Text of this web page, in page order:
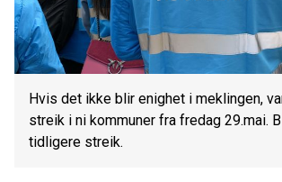
Hvis det ikke blir enighet i meklingen,
streik i ni kommuner fra fredag 29.mai.
tidligere streik.